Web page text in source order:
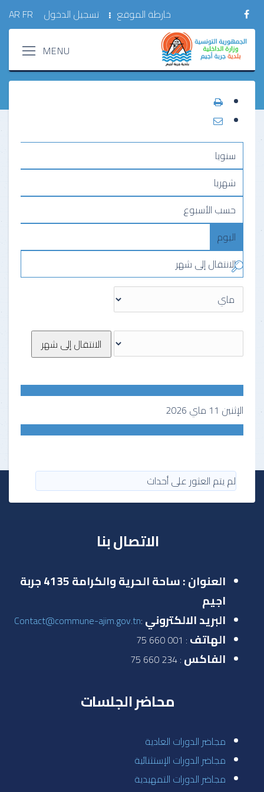
FR
AR خارطة الموقع تسجيل الدخول
سنويا
شهريا
حسب الأسبوع
اليوم
الانتقال إلى شهر
الانتقال إلى شهر
الإثنين 11 ماي 2026
لم يتم العثور على أحداث
الاتصال بنا
العنوان : ساحة الحرية والكرامة 4135 جربة
اجيم
البريد الالكتروني :
Contact@commune-ajim.gov.tn
الهاتف : 001 660 75
الفاكس : 234 660 75
محاضر الجلسات
مجاضر الدورات العادية
مجاضر الدورات الإستثنائية
مجاضر الدورات التمهيدية